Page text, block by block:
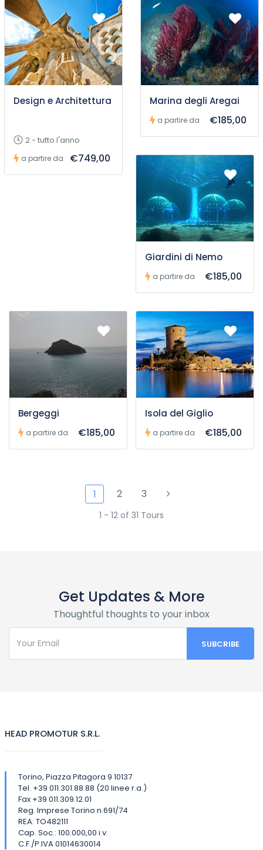
Design e Architettura
2 - tutto l'anno
a partire da €749,00
Marina degli Aregai
a partire da €185,00
Giardini di Nemo
a partire da €185,00
Bergeggi
a partire da €185,00
Isola del Giglio
a partire da €185,00
1 2 3
1 - 12 of 31 Tours
Get Updates & More
Thoughtful thoughts to your inbox
HEAD PROMOTUR S.R.L.
Torino, Piazza Pitagora 9 10137
Tel. +39 011.301.88.88 (20 linee r.a.)
Fax +39 011.309.12.01
Reg. Imprese Torino n.691/74
REA: TO482111
Cap. Soc.: 100.000,00 i.v.
C.F./P.IVA 01014630014